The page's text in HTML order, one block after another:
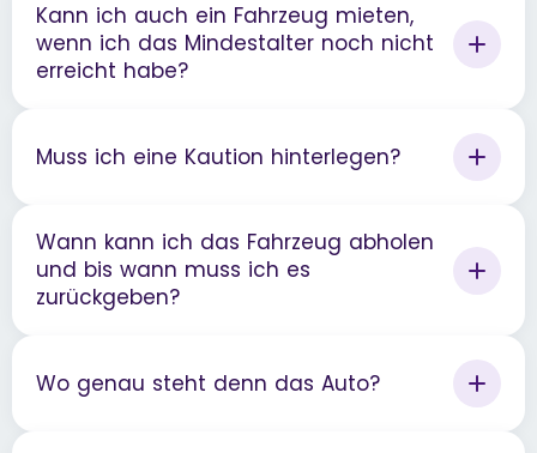
Kann ich auch ein Fahrzeug mieten,
wenn ich das Mindestalter noch nicht
erreicht habe?
Muss ich eine Kaution hinterlegen?
Wann kann ich das Fahrzeug abholen
und bis wann muss ich es
zurückgeben?
Wo genau steht denn das Auto?